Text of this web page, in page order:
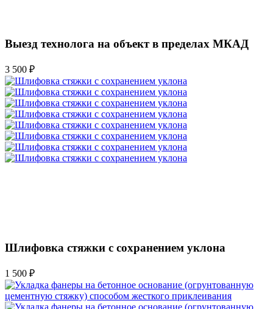
Выезд технолога на объект в пределах МКАД
3 500 ₽
Шлифовка стяжки с сохранением уклона
1 500 ₽